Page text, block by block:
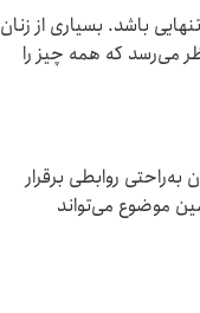
باشد. بسیاری از زنان
می‌رسد که همه چیز را
روابطی برقرار
موضوع می‌تواند